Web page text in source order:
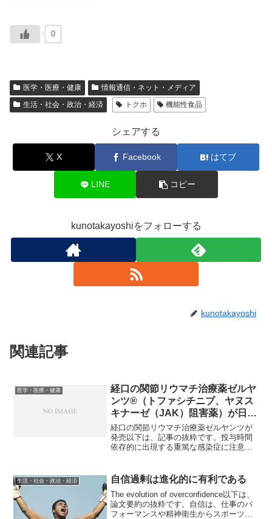
0
医学・医療・健康
情報通信・ネット・メディア
生活・社会・政治・経済
トクホ 機能性食品
シェアする
X Facebook はてブ
LINE コピー
kunotakayoshiをフォローする
kunotakayoshi
関連記事
医学・医療・健康
経口の関節リウマチ治療薬ゼルヤ
ンツ®（トファシチニブ、ヤヌス
キナーゼ（JAK）阻害薬）が日本
発売
経口の関節リウマチ治療薬ゼルヤンツが
発売以下は、記事の抜粋です。投与時間
依存的に出現する重篤な感染症に注意フ
ンツ錠5mg（一般名トファシチニブクエ
ン酸塩）を発売し...
生活・社会・政治・経済 自信過剰は進化的に有利である
The evolution of overconfidence以下は、
論文要約の抜粋です。自信は、仕事のパ
フォーマンスや精神衛生からスポーツ、